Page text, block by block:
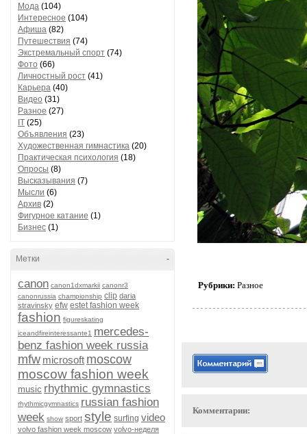
Мода (104)
Интересное (104)
Афиша (82)
Путешествия (74)
Экстремальный спорт (74)
Фото (66)
Личностный рост (41)
Карьера (40)
Видео (31)
Разное (27)
IT (25)
Объявления (23)
Художественная гимнастика (20)
Практическая психология (18)
Опросы (8)
Высказывания (7)
Мысли (6)
Архив (2)
Фигурное катание (1)
Бизнес (1)
-
Метки
canon canon1dxmarkii canonr3
canonrussia championship clip daria
stravinsky efw estet fashion week
fashion figureskating
iceandfireinteressante1 mercedes-
benz fashion week russia
mfw microsoft moscow
moscow fashion week
music rhythmic gymnastics
rhythmicgymnastics russian fashion
week show sport style surfing video
volvo fashion week moscow volvo-неделя
Рубрики: Разное
Комментарии: